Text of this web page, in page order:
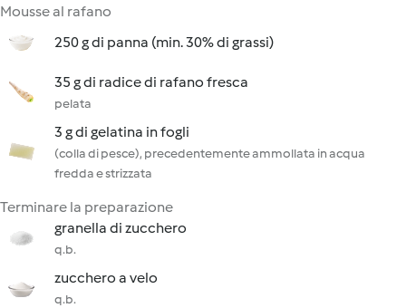
Mousse al rafano
250 g di panna (min. 30% di grassi)
35 g di radice di rafano fresca
pelata
3 g di gelatina in fogli
(colla di pesce), precedentemente ammollata in acqua
fredda e strizzata
Terminare la preparazione
granella di zucchero
q.b.
zucchero a velo
q.b.